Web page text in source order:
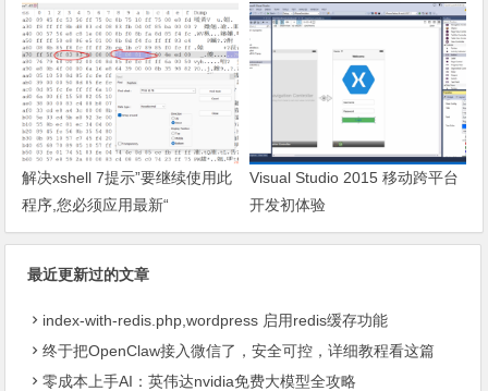
解决xshell 7提示”要继续使用此
程序,您必须应用最新“
Visual Studio 2015 移动跨平台
开发初体验
最近更新过的文章
index-with-redis.php,wordpress 启用redis缓存功能
终于把OpenClaw接入微信了，安全可控，详细教程看这篇
零成本上手AI：英伟达nvidia免费大模型全攻略